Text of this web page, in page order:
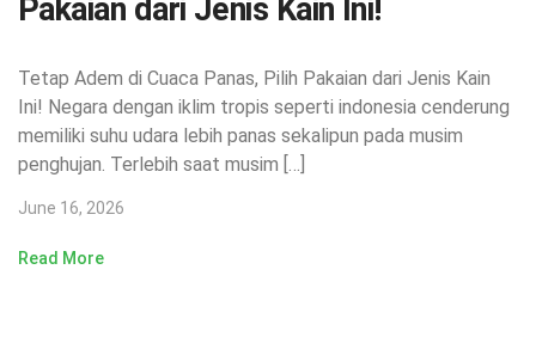
Pakaian dari Jenis Kain Ini!
Tetap Adem di Cuaca Panas, Pilih Pakaian dari Jenis Kain
Ini! Negara dengan iklim tropis seperti indonesia cenderung
memiliki suhu udara lebih panas sekalipun pada musim
penghujan. Terlebih saat musim […]
June 16, 2026
Read More